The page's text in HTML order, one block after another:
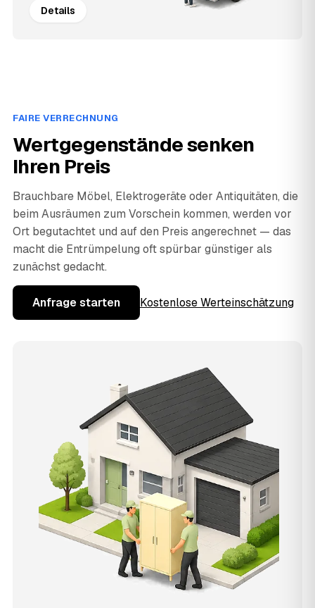
Details
FAIRE VERRECHNUNG
Wertgegenstände senken
Ihren Preis
Brauchbare Möbel, Elektrogeräte oder Antiquitäten, die
beim Ausräumen zum Vorschein kommen, werden vor
Ort begutachtet und auf den Preis angerechnet — das
macht die Entrümpelung oft spürbar günstiger als
zunächst gedacht.
Anfrage starten Kostenlose Werteinschätzung